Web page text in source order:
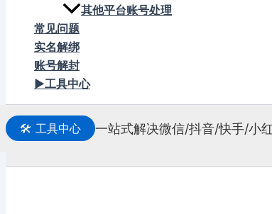
其他平台账号处理
常见问题
实名解绑
账号解封
▶工具中心
🛠️ 工具中心 一站式解决微信/抖音/快手/小